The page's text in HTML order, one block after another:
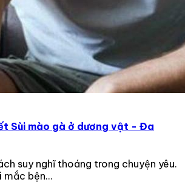
Sùi mào gà ở dương vật - Đa
suy nghĩ thoáng trong chuyện yêu.
mắc bện...